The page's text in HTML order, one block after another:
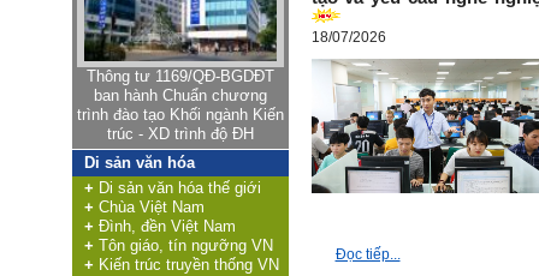
Architecture Technology),
Khoa Kiến trúc & Quy hoạch,
Truờng Đại học Xây dựng,
được Nhà nước giao nhiệm
vụ đào tạo nguồn nhân lực,
tạo lập môi trường phát triển
khoa học - công nghệ trong
lĩnh vực quy hoạch xây
dựng, thiết kế kiến trúc,
phục vụ cho quá trình công
nghiệp hóa và đô thị hóa,
phát triển nông nghiệp nông
thôn và các khu kinh tế.
Thông tư 1169/QĐ-BGDĐT
ban hành Chuẩn chương
trình đào tạo Khối ngành Kiến
trúc - XD trình độ ĐH
Di sản văn hóa
+ Di sản văn hóa thế giới
+ Chùa Việt Nam
+ Đình, đền Việt Nam
+ Tôn giáo, tín ngưỡng VN
+ Kiến trúc truyền thống VN
18/07/2026
Đọc tiếp...